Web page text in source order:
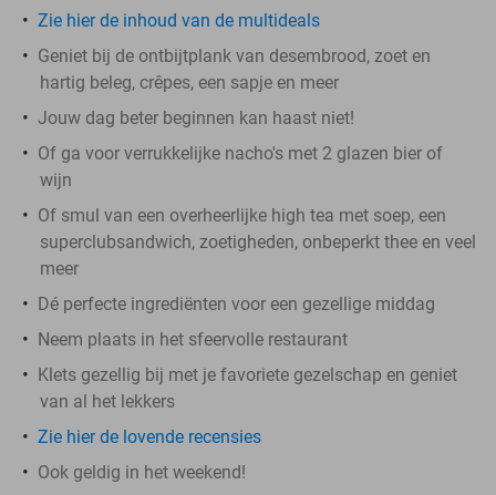
Zie hier de inhoud van de multideals
Geniet bij de ontbijtplank van desembrood, zoet en
hartig beleg, crêpes, een sapje en meer
Jouw dag beter beginnen kan haast niet!
Of ga voor verrukkelijke nacho's met 2 glazen bier of
wijn
Of smul van een overheerlijke high tea met soep, een
superclubsandwich, zoetigheden, onbeperkt thee en veel
meer
Dé perfecte ingrediënten voor een gezellige middag
Neem plaats in het sfeervolle restaurant
Klets gezellig bij met je favoriete gezelschap en geniet
van al het lekkers
Zie hier de lovende recensies
Ook geldig in het weekend!